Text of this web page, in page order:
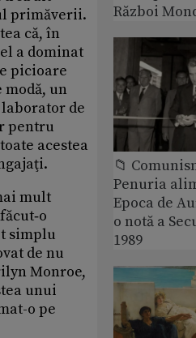
primăverii.
că, în
a dominat
picioare
modă, un
de
pentru
acestea
mult
simplu
de nu
Monroe,
unui
o pe
Război
📁
Penuria
Epoca de
o notă a
1989